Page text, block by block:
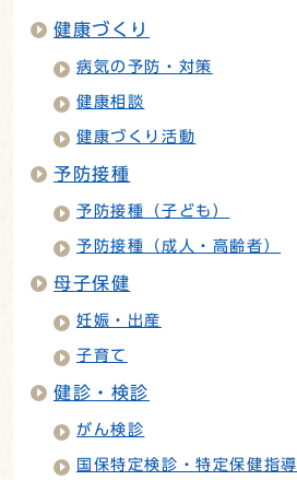
健康づくり
病気の予防・対策
健康相談
健康づくり活動
予防接種
予防接種（子ども）
予防接種（成人・高齢者）
母子保健
妊娠・出産
子育て
健診・検診
がん検診
国保特定検診・特定保健指導